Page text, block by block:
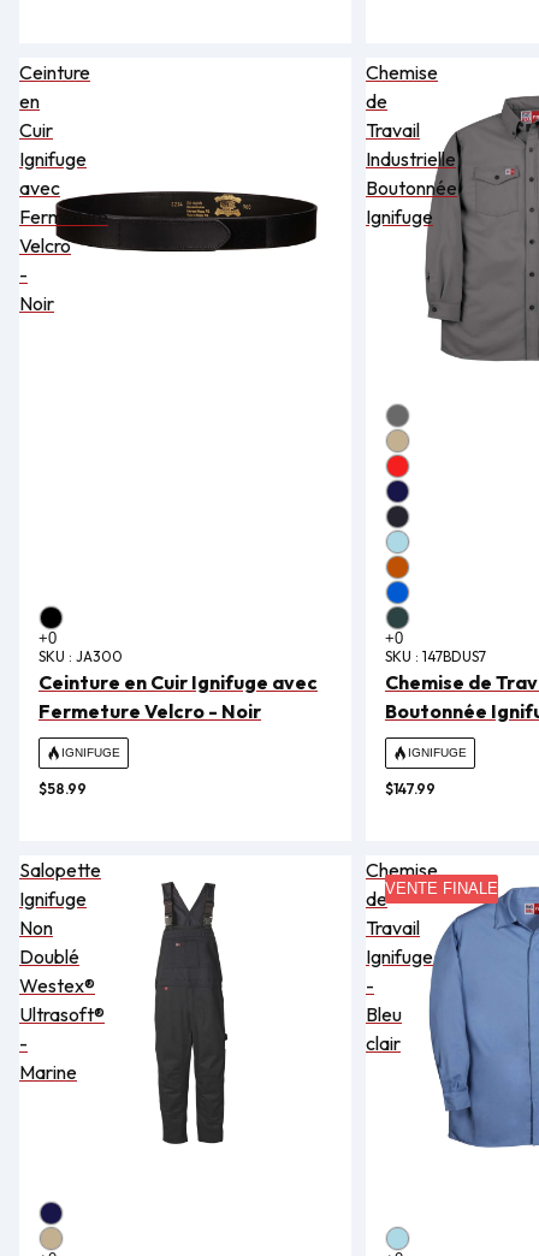
Ceinture
en
Cuir
Ignifuge
avec
Fermeture
Velcro
-
Noir
SKU : JA300
Ceinture en Cuir Ignifuge avec
Fermeture Velcro - Noir
IGNIFUGE
$58.99
Chemise
de
Travail
Industrielle
Boutonnée
Ignifuge
SKU : 147BDUS7
Chemise de
Boutonnée
IGNIFUGE
$147.99
Salopette
Ignifuge
Non
Doublé
Westex®
Ultrasoft®
-
Marine
Chemise
de
Travail
Ignifuge
-
Bleu
clair
VENTE FINALE